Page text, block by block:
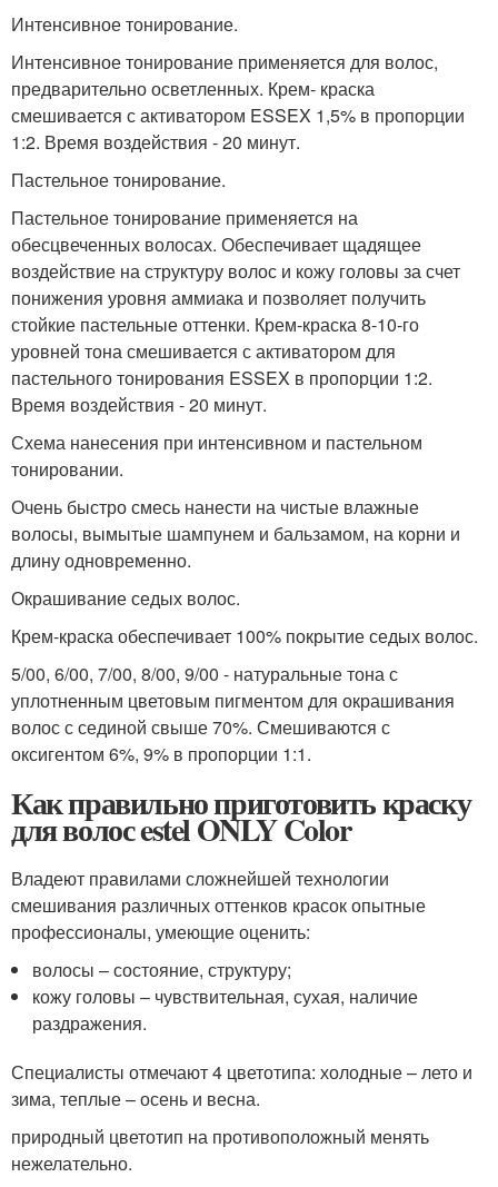
Интенсивное тонирование.
Интенсивное тонирование применяется для волос,
предварительно осветленных. Крем- краска
смешивается с активатором ESSEX 1,5% в пропорции
1:2. Время воздействия - 20 минут.
Пастельное тонирование.
Пастельное тонирование применяется на
обесцвеченных волосах. Обеспечивает щадящее
воздействие на структуру волос и кожу головы за счет
понижения уровня аммиака и позволяет получить
стойкие пастельные оттенки. Крем-краска 8-10-го
уровней тона смешивается с активатором для
пастельного тонирования ESSEX в пропорции 1:2.
Время воздействия - 20 минут.
Схема нанесения при интенсивном и пастельном
тонировании.
Очень быстро смесь нанести на чистые влажные
волосы, вымытые шампунем и бальзамом, на корни и
длину одновременно.
Окрашивание седых волос.
Крем-краска обеспечивает 100% покрытие седых волос.
5/00, 6/00, 7/00, 8/00, 9/00 - натуральные тона с
уплотненным цветовым пигментом для окраши­вания
волос с сединой свыше 70%. Смешиваются с
оксигентом 6%, 9% в пропорции 1:1.
Как правильно приготовить краску
для волос estel ONLY Color
Владеют правилами сложнейшей технологии
смешивания различных оттенков красок опытные
профессионалы, умеющие оценить:
волосы – состояние, структуру;
кожу головы – чувствительная, сухая, наличие
раздражения.
Специалисты отмечают 4 цветотипа: холодные – лето и
зима, теплые – осень и весна.
природный цветотип на противоположный менять
нежелательно.